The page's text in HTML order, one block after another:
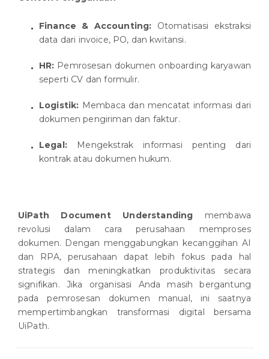
Finance & Accounting: Otomatisasi ekstraksi
data dari invoice, PO, dan kwitansi.
HR: Pemrosesan dokumen onboarding karyawan
seperti CV dan formulir.
Logistik: Membaca dan mencatat informasi dari
dokumen pengiriman dan faktur.
Legal:Mengekstrak informasi penting dari
kontrak atau dokumen hukum.
UiPath Document Understanding membawa
revolusi dalam cara perusahaan memproses
dokumen. Dengan menggabungkan kecanggihan AI
dan RPA, perusahaan dapat lebih fokus pada hal
strategis dan meningkatkan produktivitas secara
signifikan. Jika organisasi Anda masih bergantung
pada pemrosesan dokumen manual, ini saatnya
mempertimbangkan transformasi digital bersama
UiPath.